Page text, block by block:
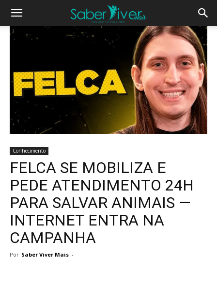
Conhecimento
FELCA SE MOBILIZA E
PEDE ATENDIMENTO 24H
PARA SALVAR ANIMAIS —
INTERNET ENTRA NA
CAMPANHA
Por Saber Viver Mais -